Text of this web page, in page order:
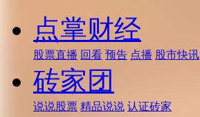
点掌财经
股票直播 回看 预告 点播 股市快讯
砖家团
说说股票 精品说说 认证砖家